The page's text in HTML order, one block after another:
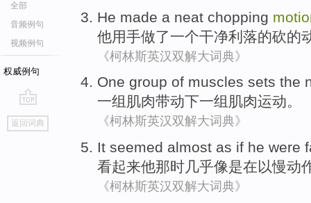
全部
音频例句
视频例句
权威例句
go
top
返回词典
He made a neat chopping
他用手做了一个干净利落的砍的
《柯林斯英汉双解大词典》
One group of muscles sets the
一组 肌肉带动下一组肌肉运动。
《柯林斯英汉双解大词典》
It seemed almost as if he were
看起来他那时几乎像是在以慢动
《柯林斯英汉双解大词典》